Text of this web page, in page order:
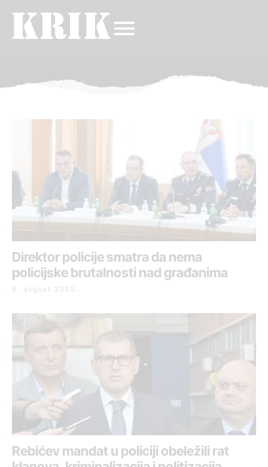
Direktor policije smatra da nema
policijske brutalnosti nad građanima
6. avgust 2025.
Rebićev mandat u policiji obeležili rat